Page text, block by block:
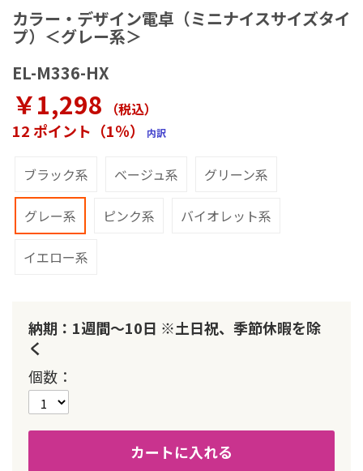
カラー・デザイン電卓（ミニナイスサイズタイ
プ）＜グレー系＞
EL-M336-HX
￥1,298 （税込）
12 ポイント（1％） 内訳
ブラック系 ベージュ系 グリーン系
グレー系 ピンク系 バイオレット系
イエロー系
納期：1週間～10日 ※土日祝、季節休暇を除
く
個数
カートに入れる
メ
ー
ジ
ャ
リ
ー
の
初
移
動
す
る